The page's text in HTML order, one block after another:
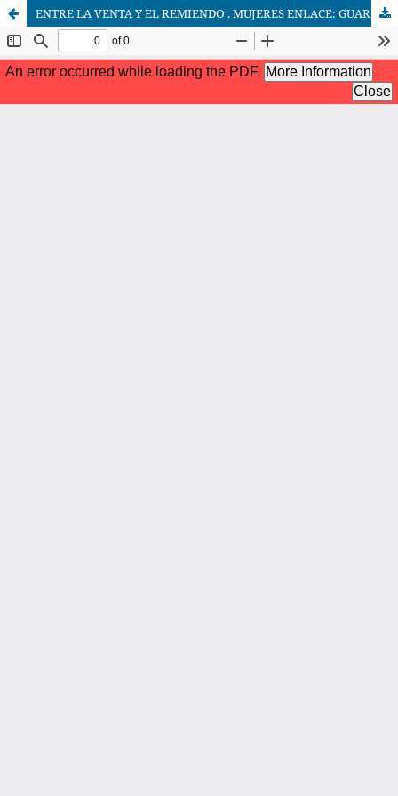
ENTRE LA VENTA Y EL REMIENDO . MUJERES ENLACE: GUARDIANAS DEL PATRIMONIO Y TEJEDORAS DE REALIDADES FRAGMENTADAS